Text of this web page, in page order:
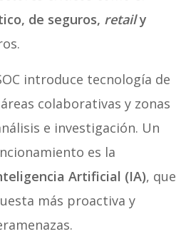
de seguros, retaily
introduce tecnología de
colaborativas y zonas
e investigación. Un
es la
Artificial (IA), que
más proactiva y